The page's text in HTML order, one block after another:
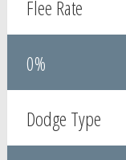
Flee Rate
0%
Dodge Type